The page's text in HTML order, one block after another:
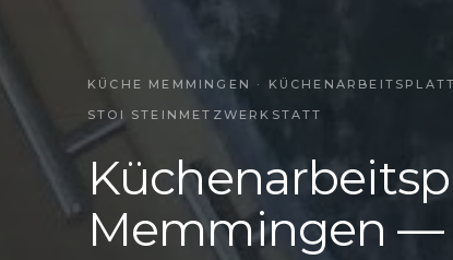
KÜCHE MEMMINGEN ·
TOI STEINMETZWERKSTATT
Memmingen —